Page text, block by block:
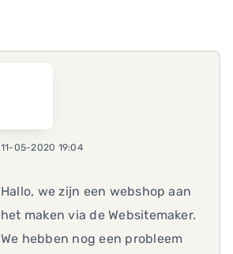
11-05-2020 19:04
Hallo, we zijn een webshop aan
het maken via de Websitemaker.
We hebben nog een probleem